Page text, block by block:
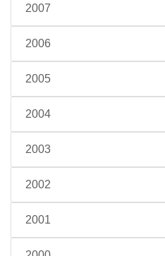
2007
2006
2005
2004
2003
2002
2001